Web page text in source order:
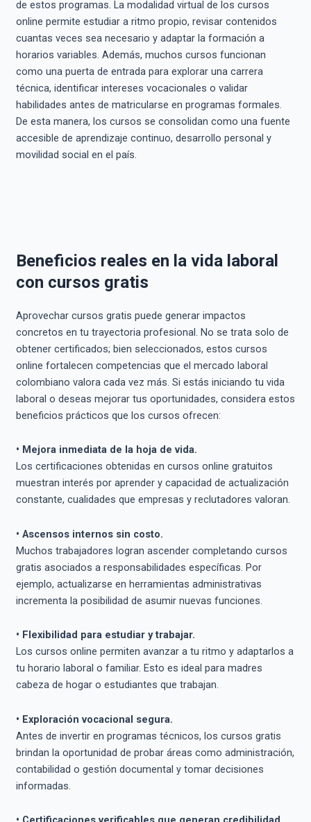
de estos programas. La modalidad virtual de los cursos
online permite estudiar a ritmo propio, revisar contenidos
cuantas veces sea necesario y adaptar la formación a
horarios variables. Además, muchos cursos funcionan
como una puerta de entrada para explorar una carrera
técnica, identificar intereses vocacionales o validar
habilidades antes de matricularse en programas formales.
De esta manera, los cursos se consolidan como una fuente
accesible de aprendizaje continuo, desarrollo personal y
movilidad social en el país.
Beneficios reales en la vida laboral
con cursos gratis
Aprovechar cursos gratis puede generar impactos
concretos en tu trayectoria profesional. No se trata solo de
obtener certificados; bien seleccionados, estos cursos
online fortalecen competencias que el mercado laboral
colombiano valora cada vez más. Si estás iniciando tu vida
laboral o deseas mejorar tus oportunidades, considera estos
beneficios prácticos que los cursos ofrecen:
• Mejora inmediata de la hoja de vida.
Los certificaciones obtenidas en cursos online gratuitos
muestran interés por aprender y capacidad de actualización
constante, cualidades que empresas y reclutadores valoran.
• Ascensos internos sin costo.
Muchos trabajadores logran ascender completando cursos
gratis asociados a responsabilidades específicas. Por
ejemplo, actualizarse en herramientas administrativas
incrementa la posibilidad de asumir nuevas funciones.
• Flexibilidad para estudiar y trabajar.
Los cursos online permiten avanzar a tu ritmo y adaptarlos a
tu horario laboral o familiar. Esto es ideal para madres
cabeza de hogar o estudiantes que trabajan.
• Exploración vocacional segura.
Antes de invertir en programas técnicos, los cursos gratis
brindan la oportunidad de probar áreas como administración,
contabilidad o gestión documental y tomar decisiones
informadas.